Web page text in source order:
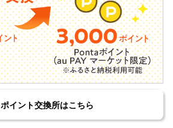
ポイント交換所はこちら